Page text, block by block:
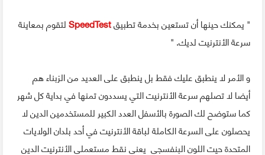
" يمكنك حينها أن تستعين بخدمة تطبيقSpeedTestلتقوم بمعاينة
سرعة الأنترنيت لديك. "
و الأمر لا ينطبق عليك فقط بل ينطبق على العديد من الزبناء هم
أيضا لا تصلهم سرعة الأنترنيت التي يسددون تمنها في بداية كل شهر
كما ستوضح لك الصورة بالأسفل العدد الكبير للمستخدمين الدين لا
يحصلون على السرعة الكاملة لباقة الأنترنيت في أحد بلدان الولايات
المتحدة حيت اللون البنفسجي يعني نقط مستعملي الأنترنيت الدين